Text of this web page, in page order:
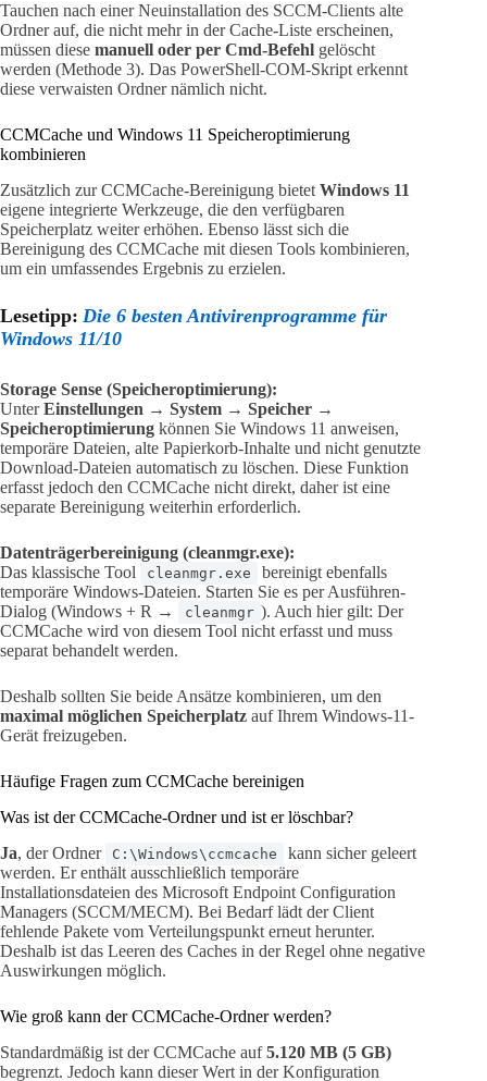
Tauchen nach einer Neuinstallation des SCCM-Clients alte
Ordner auf, die nicht mehr in der Cache-Liste erscheinen,
müssen diese manuell oder per Cmd-Befehl gelöscht
werden (Methode 3). Das PowerShell-COM-Skript erkennt
diese verwaisten Ordner nämlich nicht.
CCMCache und Windows 11 Speicheroptimierung
kombinieren
Zusätzlich zur CCMCache-Bereinigung bietet Windows 11
eigene integrierte Werkzeuge, die den verfügbaren
Speicherplatz weiter erhöhen. Ebenso lässt sich die
Bereinigung des CCMCache mit diesen Tools kombinieren,
um ein umfassendes Ergebnis zu erzielen.
Lesetipp: Die 6 besten Antivirenprogramme für
Windows 11/10
Storage Sense (Speicheroptimierung):
UnterEinstellungen → System → Speicher →
Speicheroptimierung können Sie Windows 11 anweisen,
temporäre Dateien, alte Papierkorb-Inhalte und nicht genutzte
Download-Dateien automatisch zu löschen. Diese Funktion
erfasst jedoch den CCMCache nicht direkt, daher ist eine
separate Bereinigung weiterhin erforderlich.
Datenträgerbereinigung (cleanmgr.exe):
Das klassische Tool
cleanmgr.exe
bereinigt ebenfalls
temporäre Windows-Dateien. Starten Sie es per Ausführen-
Dialog (Windows + R →
cleanmgr ). Auch hier gilt: Der
CCMCache wird von diesem Tool nicht erfasst und muss
separat behandelt werden.
Deshalb sollten Sie beide Ansätze kombinieren, um den
maximal möglichen Speicherplatz auf Ihrem Windows-11-
Gerät freizugeben.
Häufige Fragen zum CCMCache bereinigen
Was ist der CCMCache-Ordner und ist er löschbar?
Ja, der Ordner C:\Windows\ccmcache
kann sicher geleert
werden. Er enthält ausschließlich temporäre
Installationsdateien des Microsoft Endpoint Configuration
Managers (SCCM/MECM). Bei Bedarf lädt der Client
fehlende Pakete vom Verteilungspunkt erneut herunter.
Deshalb ist das Leeren des Caches in der Regel ohne negative
Auswirkungen möglich.
Wie groß kann der CCMCache-Ordner werden?
Standardmäßig ist der CCMCache auf5.120 MB (5 GB)
begrenzt. Jedoch kann dieser Wert in der Konfiguration